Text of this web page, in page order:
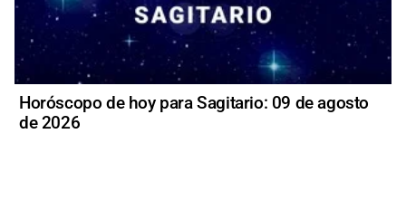
Horóscopo de hoy para Sagitario: 09 de agosto
de 2026